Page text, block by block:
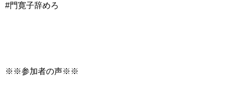
#門寛子辞めろ
※※参加者の声※※